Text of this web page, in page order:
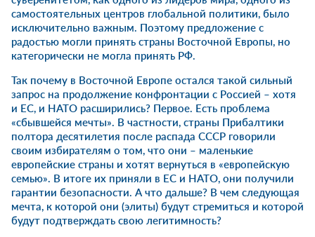
самостоятельных центров глобальной политики, было
исключительно важным. Поэтому предложение с
радостью могли принять страны Восточной Европы, но
категорически не могла принять РФ.
Так почему в Восточной Европе остался такой сильный
запрос на продолжение конфронтации с Россией – хотя
и ЕС, и НАТО расширились? Первое. Есть проблема
«сбывшейся мечты». В частности, страны Прибалтики
полтора десятилетия после распада СССР говорили
своим избирателям о том, что они – маленькие
европейские страны и хотят вернуться в «европейскую
семью». В итоге их приняли в ЕС и НАТО, они получили
гарантии безопасности. А что дальше? В чем следующая
мечта, к которой они (элиты) будут стремиться и которой
будут подтверждать свою легитимность?